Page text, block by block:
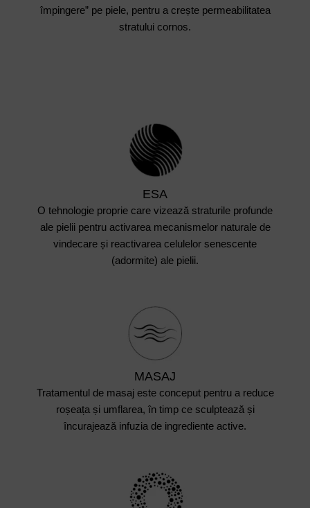
împingere” pe piele, pentru a crește permeabilitatea
stratului cornos.
ESA
O tehnologie proprie care vizează straturile profunde
ale pielii pentru activarea mecanismelor naturale de
vindecare și reactivarea celulelor senescente
(adormite) ale pielii.
MASAJ
Tratamentul de masaj este conceput pentru a reduce
roșeața și umflarea, în timp ce sculptează și
încurajează infuzia de ingrediente active.